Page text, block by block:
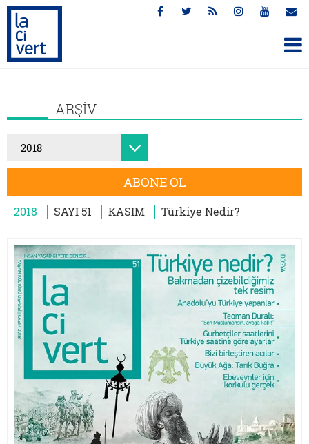
ARŞİV
ABONE OL
2018 SAYI 51 KASIM Türkiye Nedir?